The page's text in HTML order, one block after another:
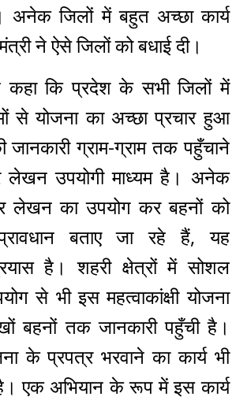
अनेक जिलों में बहुत अच्छा कार्य
ने ऐसे जिलों को बधाई दी।
कि प्रदेश के सभी जिलों में
से योजना का अच्छा प्रचार हुआ
जानकारी ग्राम-ग्राम तक पहुँचाने
लेखन उपयोगी माध्यम है। अनेक
लेखन का उपयोग कर बहनों को
बताए जा रहे हैं, यह
है। शहरी क्षेत्रों में सोशल
से भी इस महत्वाकांक्षी योजना
बहनों तक जानकारी पहुँची है।
के प्रपत्र भरवाने का कार्य भी
एक अभियान के रूप में इस कार्य